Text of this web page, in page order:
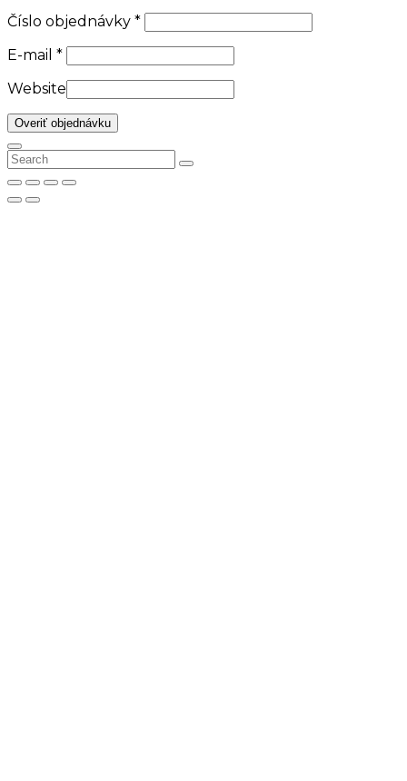
Číslo objednávky *
E-mail *
Website
Overiť objednávku